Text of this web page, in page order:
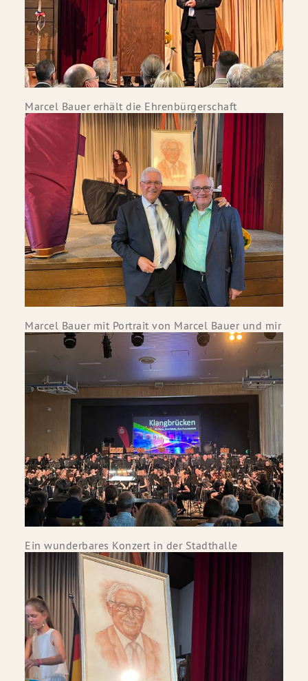
Marcel Bauer erhält die Ehrenbürgerschaft
Marcel Bauer mit Portrait von Marcel Bauer und mir
Ein wunderbares Konzert in der Stadthalle